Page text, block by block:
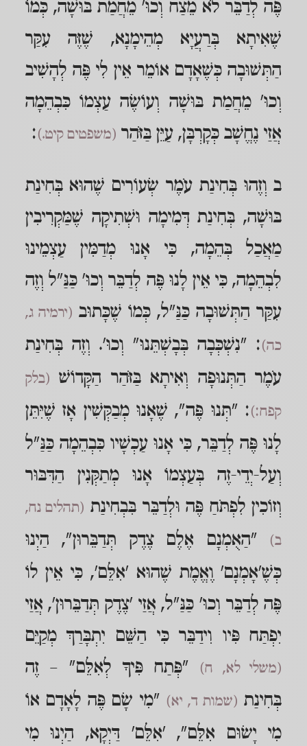
פֶּה לְדַבֵּר לֹא מֵצַח וְכוּ' מֵחֲמַת בּוּשָׁה, כְּמוֹ
שֶׁאִיתָא בְּרַעֲיָא מְהֵימָנָא, שֶׁזֶּה עִקַּר
הַתְּשׁוּבָה כְּשֶׁאָדָם אוֹמֵר אֵין לִי פֶּה לְהָשִׁיב
וְכוּ' מֵחֲמַת בּוּשָׁה וְעוֹשֶׂה עַצְמוֹ כִּבְהֵמָה
אֲזַי נֶחֱשָׁב כְּקָרְבָּן, עַיֵּן בַּזֹּהַר (משפטים קיט.):
ב וְזֶהוּ בְּחִינַת עֹמֶר שְׂעוֹרִים שֶׁהוּא בְּחִינַת
בּוּשָׁה, בְּחִינַת דְּמִימָה וּשְׁתִיקָה שֶׁמַּקְרִיבִין
מַאֲכַל בְּהֵמָה, כִּי אָנוּ מְדַמִּין עַצְמֵינוּ
לִבְהֵמָה, כִּי אֵין לָנוּ פֶּה לְדַבֵּר וְכוּ' כַּנַּ"ל וְזֶה
עִקַּר הַתְּשׁוּבָה כַּנַּ"ל, כְּמוֹ שֶׁכָּתוּב (ירמיה ג,
כה): "נִשְׁכְּבָה בְּבָשְׁתֵּנוּ" וְכוּ'. וְזֶה בְּחִינַת
עֹמֶר הַתְּנוּפָה וְאִיתָא בַּזֹּהַר הַקָּדוֹשׁ (בלק
קפח:): "תְּנוּ פֶּה", שֶׁאָנוּ מְבַקְּשִׁין אָז שֶׁיִּתֵּן
לָנוּ פֶּה לְדַבֵּר, כִּי אָנוּ עַכְשָׁיו כִּבְהֵמָה כַּנַּ"ל
וְעַל-יְדֵי-זֶה בְּעַצְמוֹ אָנוּ מְתַקְּנִין הַדִּבּוּר
וְזוֹכִין לִפְתֹּחַ פֶּה וּלְדַבֵּר בִּבְחִינַת (תהלים נח,
ב)
"הַאֻמְנָם אֶלֶם צֶדֶק תְּדַבֵּרוּן", הַיְנוּ
כְּשֶׁ'אָמְנָם' וֶאֱמֶת שֶׁהוּא 'אִלֵּם', כִּי אֵין לוֹ
פֶּה לְדַבֵּר וְכוּ' כַּנַּ"ל, אֲזַי 'צֶדֶק תְּדַבֵּרוּן', אֲזַי
יִפְתַּח פִּיו וִידַבֵּר כִּי הַשֵּׁם יִתְבָּרַךְ מְקַיֵּם
(משלי לא, ח)
"פְּתַח פִּיךָ לְאִלֵּם" – זֶה
בְּחִינַת (שמות ד, יא) "מִי שָׂם פֶּה לָאָדָם אוֹ
מִי יָשׂוּם אִלֵּם", 'אִלֵּם' דַּיְקָא, הַיְנוּ מִי